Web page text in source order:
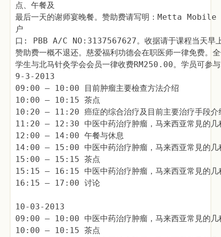
点、午餐及
最后一天的谢师宴晚餐。赞助费请写明：Metta
户
口: PBB A/C NO:3137567627。收据请于课程当天早
赞助费一概不退还。慈爱福利功德会在职医师一律免费。
学生与北马针灸学会会员一律收费RM250.00。学员可参
9-3-2013
09:00 – 10:00 目前肿瘤主要檢查方法介绍
10:00 – 10:15 茶点
10:20 – 11:20 癌症的综合治疗及目前主要治疗手段介
11:20 – 12:30 中医中药治疗肿瘤，马来西亚常見的
12:00 – 14:00 午餐与休息
14:00 – 15:00 中医中药治疗肿瘤，马来西亚常見的
15:00 – 15:15 茶点
15:15 – 16:15 中医中药治疗肿瘤，马来西亚常見的
16:15 – 17:00 讨论
10-03-2013
09:00 – 10:00 中医中药治疗肿瘤，马来西亚常見的
10:00 – 10:15 茶点